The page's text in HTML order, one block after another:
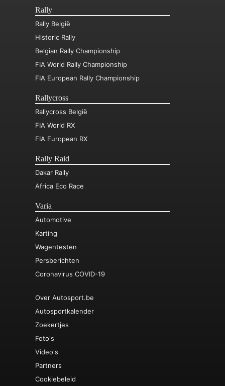
Rally
Rally België
Historic Rally
Belgian Rally Championship
FIA World Rally Championship
FIA European Rally Championship
Rallycross
Rallycross België
FIA World RX
FIA European RX
Rally Raid
Dakar Rally
Africa Eco Race
Varia
Automotive
Karting
Wagentesten
Persberichten
Coronavirus COVID-19
Over Autosport.be
Autosportkalender
Zoekertjes
Foto's
Video's
Partners
Cookiebeleid